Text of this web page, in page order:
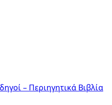
– Περιηγητικά Βιβλία